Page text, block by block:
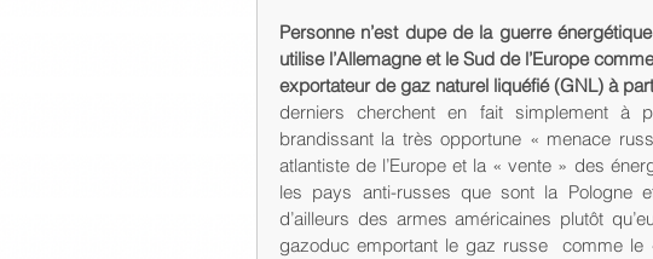
Personne n’est dupe de la guerre
utilise l’Allemagne et le Sud de l’Europe
exportateur de gaz naturel liquéfié (GNL) à
derniers cherchent en fait simplement
brandissant la très opportune « menace
atlantiste de l’Europe et la « vente » des
les pays anti-russes que sont la Pologne
d’ailleurs des armes américaines plutôt
gazoduc emportant le gaz russe  comme